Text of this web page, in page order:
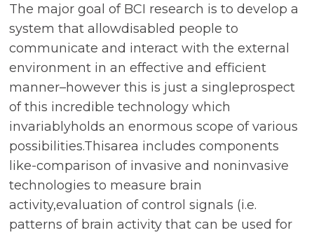
The major goal of BCI research is to develop a
system that allowdisabled people to
communicate and interact with the external
environment in an effective and efficient
manner–however this is just a singleprospect
of this incredible technology which
invariablyholds an enormous scope of various
possibilities.Thisarea includes components
like-comparison of invasive and noninvasive
technologies to measure brain
activity,evaluation of control signals (i.e.
patterns of brain activity that can be used for